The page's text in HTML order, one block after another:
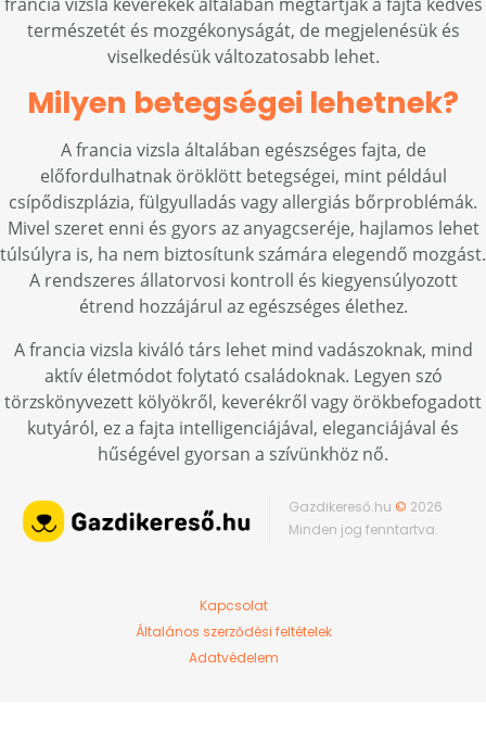
természetét és mozgékonyságát, de megjelenésük és
viselkedésük változatosabb lehet.
Milyen betegségei lehetnek?
A francia vizsla általában egészséges fajta, de
előfordulhatnak öröklött betegségei, mint például
csípődiszplázia, fülgyulladás vagy allergiás bőrproblémák.
Mivel szeret enni és gyors az anyagcseréje, hajlamos lehet
túlsúlyra is, ha nem biztosítunk számára elegendő mozgást.
A rendszeres állatorvosi kontroll és kiegyensúlyozott
étrend hozzájárul az egészséges élethez.
A francia vizsla kiváló társ lehet mind vadászoknak, mind
aktív életmódot folytató családoknak. Legyen szó
törzskönyvezett kölyökről, keverékről vagy örökbefogadott
kutyáról, ez a fajta intelligenciájával, eleganciájával és
hűségével gyorsan a szívünkhöz nő.
Gazdikereső.hu © 2026
Minden jog fenntartva.
Kapcsolat
Általános szerződési feltételek
Adatvédelem